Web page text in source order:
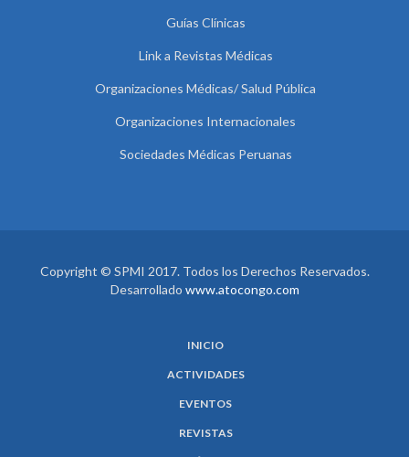
Guías Clínicas
Link a Revistas Médicas
Organizaciones Médicas/ Salud Pública
Organizaciones Internacionales
Sociedades Médicas Peruanas
Copyright © SPMI 2017. Todos los Derechos Reservados.
Desarrollado www.atocongo.com
INICIO
ACTIVIDADES
EVENTOS
REVISTAS